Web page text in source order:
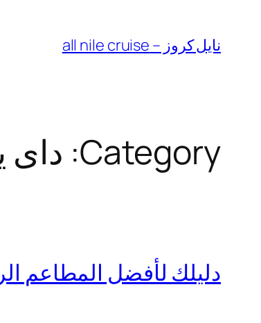
content
نايل كروز – all nile cruise
Category: داى
دليلك لأفضل المطاعم